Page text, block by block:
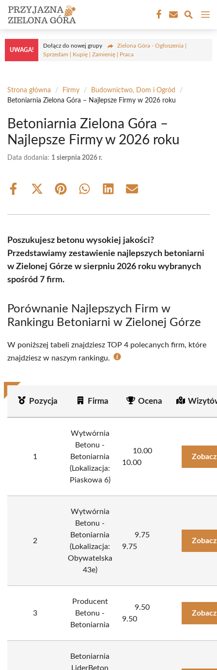
Przejdź
treści
UWAGA!
Dołącz do nowej grupy
Zielona Góra - Ogłoszenia |
Sprzedam | Kupię | Zamienię | Praca
Strona główna / Firmy / Budownictwo, Dom i Ogród
/
Betoniarnia Zielona Góra – Najlepsze Firmy w 2026 roku
Betoniarnia Zielona Góra –
Najlepsze Firmy w 2026 roku
Data dodania: 1 sierpnia 2026 r.
Share
Share
(Twitter)
Share Share Share Share
Poszukujesz betonu wysokiej jakości?
Przedstawiamy zestawienie najlepszych betoniarni
w Zielonej Górze w sierpniu 2026 roku wybranych
spośród 7 firm.
Porównanie Najlepszych Firm w
Rankingu Betoniarni w Zielonej Górze
W poniższej tabeli znajdziesz TOP 4 polecanych firm, które
znajdziesz w naszym rankingu.
Pozycja Firma Ocena
1
Wytwórnia
Betonu -
Betoniarnia
(Lokalizacja:
Piaskowa 6)
10.00
10.00
2
Wytwórnia
Betonu -
Betoniarnia
(Lokalizacja:
Obywatelska
43e)
9.75
9.75
3
Producent
Betonu -
Betoniarnia
9.50
9.50
Betoniarnia
LiderBeton